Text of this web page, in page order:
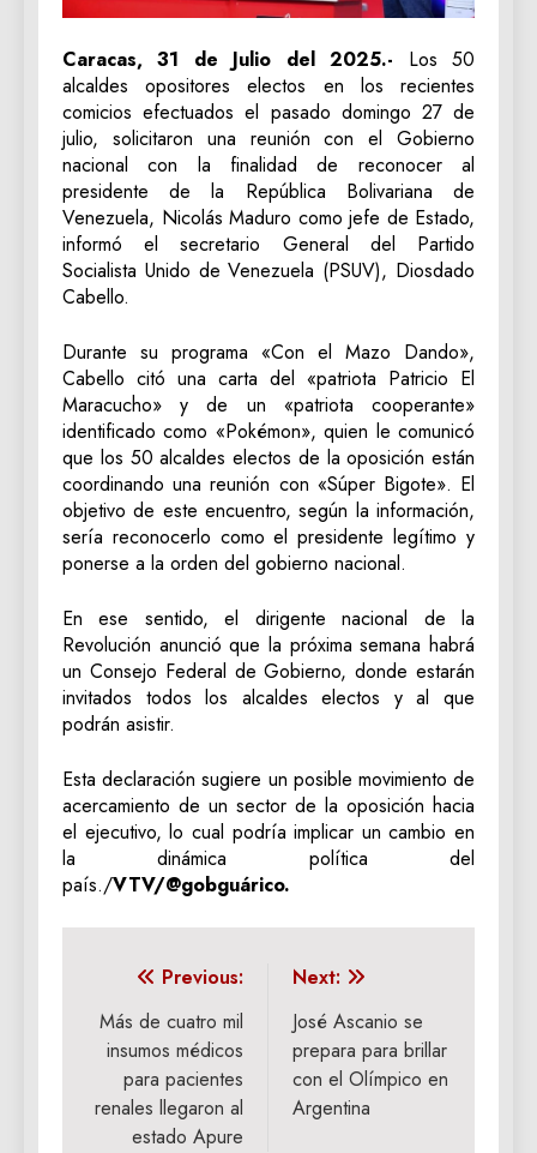
Caracas, 31 de Julio del 2025.- Los 50
alcaldes opositores electos en los recientes
comicios efectuados el pasado domingo 27 de
julio, solicitaron una reunión con el Gobierno
nacional con la finalidad de reconocer al
presidente de la República Bolivariana de
Venezuela, Nicolás Maduro como jefe de Estado,
informó el secretario General del Partido
Socialista Unido de Venezuela (PSUV), Diosdado
Cabello.
Durante su programa «Con el Mazo Dando»,
Cabello citó una carta del «patriota Patricio El
Maracucho» y de un «patriota cooperante»
identificado como «Pokémon», quien le comunicó
que los 50 alcaldes electos de la oposición están
coordinando una reunión con «Súper Bigote». El
objetivo de este encuentro, según la información,
sería reconocerlo como el presidente legítimo y
ponerse a la orden del gobierno nacional.
En ese sentido, el dirigente nacional de la
Revolución anunció que la próxima semana habrá
un Consejo Federal de Gobierno, donde estarán
invitados todos los alcaldes electos y al que
podrán asistir.
Esta declaración sugiere un posible movimiento de
acercamiento de un sector de la oposición hacia
el ejecutivo, lo cual podría implicar un cambio en
la dinámica política del
país./VTV/@gobguárico.
Navegación
de
entradas
Previous:
Más de cuatro mil
insumos médicos
para pacientes
renales llegaron al
estado Apure
Next:
José Ascanio se
prepara para brillar
con el Olímpico en
Argentina